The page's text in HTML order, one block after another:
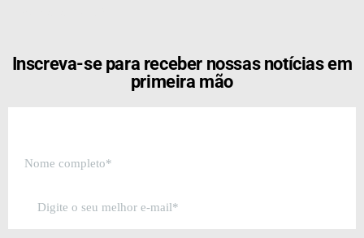
Inscreva-se para receber nossas notícias em
primeira mão